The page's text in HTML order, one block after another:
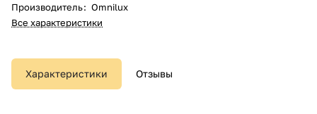
Производитель: Omnilux
Все характеристики
Характеристики Отзывы